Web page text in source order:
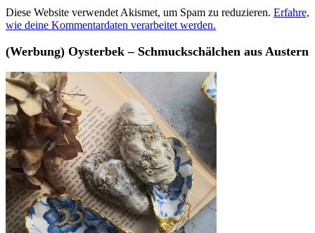
Diese Website verwendet Akismet, um Spam zu reduzieren. Erfahre,
wie deine Kommentardaten verarbeitet werden.
(Werbung) Oysterbek – Schmuckschälchen aus Austern